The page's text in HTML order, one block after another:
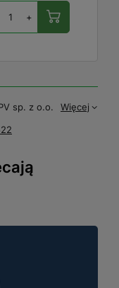
+
sp. z o.o.
Więcej